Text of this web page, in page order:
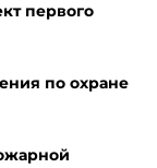
первого
по охране